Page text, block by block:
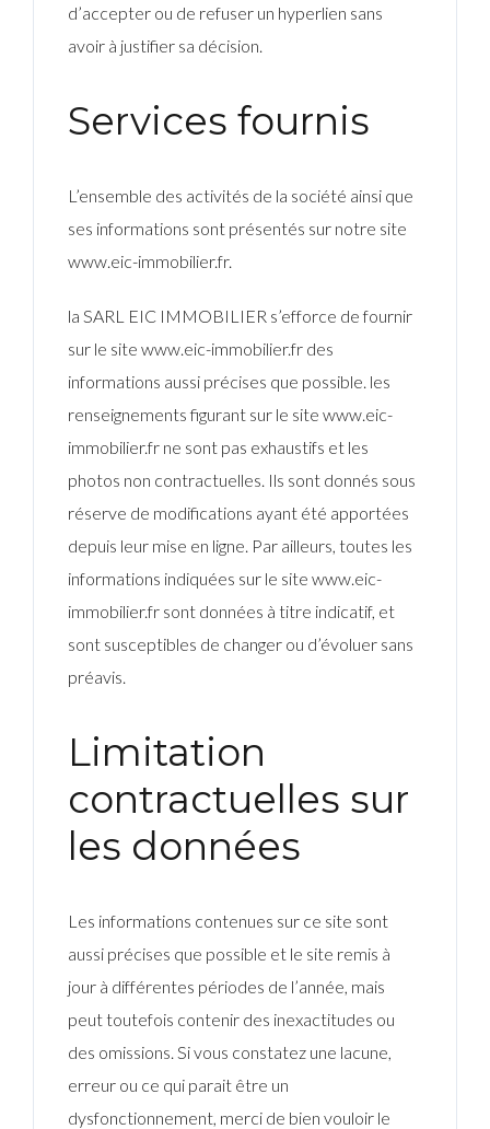
d’accepter ou de refuser un hyperlien sans
avoir à justifier sa décision.
Services fournis
L’ensemble des activités de la société ainsi que
ses informations sont présentés sur notre site
www.eic-immobilier.fr.
la SARL EIC IMMOBILIER s’efforce de fournir
sur le site www.eic-immobilier.fr des
informations aussi précises que possible. les
renseignements figurant sur le site www.eic-
immobilier.fr ne sont pas exhaustifs et les
photos non contractuelles. Ils sont donnés sous
réserve de modifications ayant été apportées
depuis leur mise en ligne. Par ailleurs, toutes les
informations indiquées sur le site www.eic-
immobilier.fr sont données à titre indicatif, et
sont susceptibles de changer ou d’évoluer sans
préavis.
Limitation
contractuelles sur
les données
Les informations contenues sur ce site sont
aussi précises que possible et le site remis à
jour à différentes périodes de l’année, mais
peut toutefois contenir des inexactitudes ou
des omissions. Si vous constatez une lacune,
erreur ou ce qui parait être un
dysfonctionnement, merci de bien vouloir le